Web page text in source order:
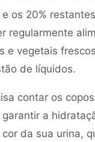
os 20%
regularmente
e vegetais
de líquidos.
contar os
a
da sua urina,